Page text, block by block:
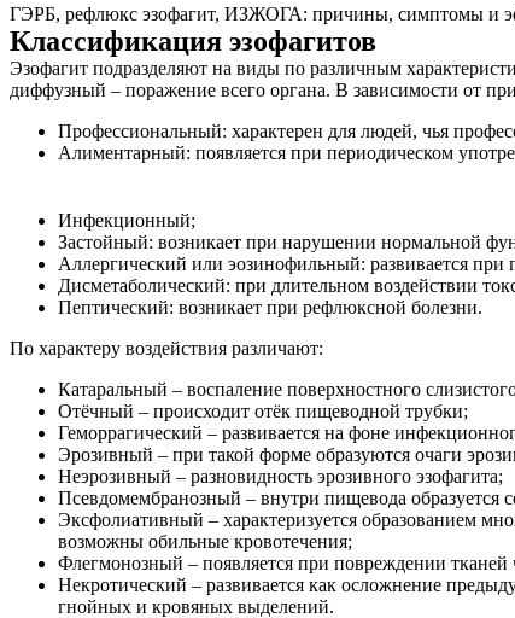
О нас
Услуги
Акции
Отзывы
Статьи
ГЭРБ, рефлюкс эзофагит, ИЗЖОГА: причины, симптомы и
Классификация эзофагитов
Эзофагит подразделяют на виды по различным
диффузный – поражение всего органа. В зависимости от
Профессиональный: характерен для людей, чья
Алиментарный: появляется при периодическом
Инфекционный;
Застойный: возникает при нарушении нормальной
Аллергический или эозинофильный: развивается при
Дисметаболический: при длительном воздействии
Пептический: возникает при рефлюксной болезни.
По характеру воздействия различают:
Катаральный – воспаление поверхностного
Отёчный – происходит отёк пищеводной трубки;
Геморрагический – развивается на фоне
Эрозивный – при такой форме образуются очаги
Неэрозивный – разновидность эрозивного эзофагита;
Псевдомембранозный – внутри пищевода образуется
Эксфолиативный – характеризуется образованием
возможны обильные кровотечения;
Флегмонозный – появляется при повреждении
Некротический – развивается как осложнение
гнойных и кровяных выделений.